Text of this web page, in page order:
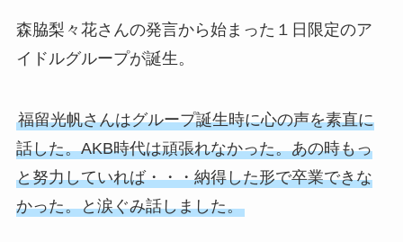
森脇梨々花さんの発言から始まった１日限定のア
イドルグループが誕生。
福留光帆さんはグループ誕生時に心の声を素直に
話した。AKB時代は頑張れなかった。あの時もっ
と努力していれば・・・納得した形で卒業できな
かった。と涙ぐみ話しました。